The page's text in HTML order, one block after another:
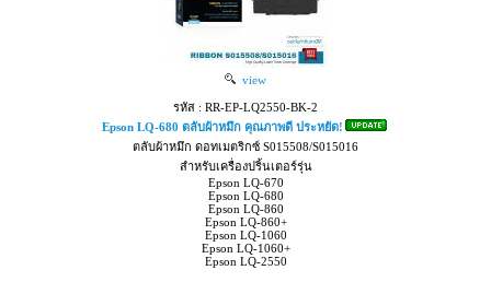
view
รหัส : RR-EP-LQ2550-BK-2
Epson LQ-680 ตลับผ้าหมึก คุณภาพดี ประหยัด!
ตลับผ้าหมึก ดอทเมตริกซ์ S015508/S015016
สำหรับเครื่องปริ้นเตอร์รุ่น
Epson LQ-670
Epson LQ-680
Epson LQ-860
Epson LQ-860+
Epson LQ-1060
Epson LQ-1060+
Epson LQ-2550